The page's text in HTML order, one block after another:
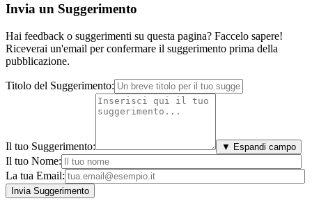
Invia un Suggerimento
Hai feedback o suggerimenti su questa pagina? Faccelo sapere!
Riceverai un'email per confermare il suggerimento prima della
pubblicazione.
Titolo del Suggerimento:
Il tuo Suggerimento: ▼ Espandi campo
Il tuo Nome:
La tua Email: